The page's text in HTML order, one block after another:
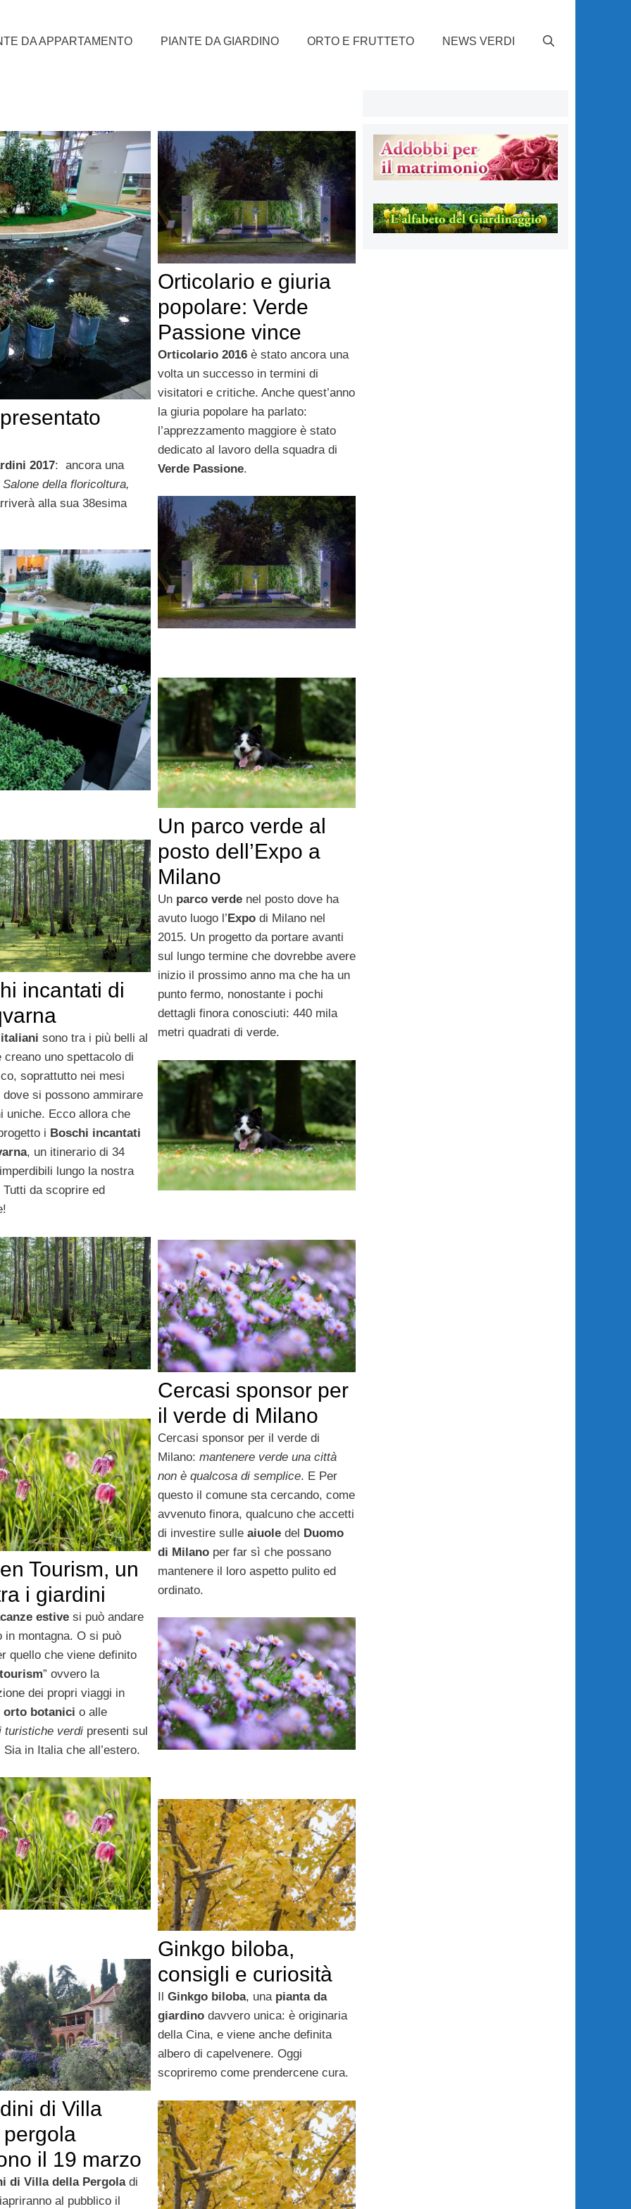
DA APPARTAMENTO PIANTE DA GIARDINO ORTO E FRUTTETO NEWS VERDI
2017: ancora una
Salone della floricoltura,
alla sua 38esima
Orticolario e giuria
popolare: Verde
Passione vince
Orticolario 2016è stato ancora una
volta un successo in termini di
visitatori e critiche. Anche quest’anno
la giuria popolare ha parlato:
l’apprezzamento maggiore è stato
dedicato al lavoro della squadra di
Verde Passione.
Un parco verde al
posto dell’Expo a
Milano
Un parco verdenel posto dove ha
avuto luogo l’ Expodi Milano nel
2015. Un progetto da portare avanti
sul lungo termine che dovrebbe avere
inizio il prossimo anno ma che ha un
punto fermo, nonostante i pochi
dettagli finora conosciuti: 440 mila
metri quadrati di verde.
incantati di
sono tra i più belli al
creano uno spettacolo di
soprattutto nei mesi
dove si possono ammirare
uniche. Ecco allora che
i Boschi incantati
, un itinerario di 34
lungo la nostra
da scoprire ed
Cercasi sponsor per
il verde di Milano
Cercasi sponsor per il verde di
Milano: mantenere verde una città
non è qualcosa di semplice. E Per
questo il comune sta cercando, come
avvenuto finora, qualcuno che accetti
di investire sulle aiuoledel Duomo
di Milanoper far sì che possano
mantenere il loro aspetto pulito ed
ordinato.
Tourism, un
i giardini
estivesi può andare
in montagna. O si può
quello che viene definito
” ovvero la
dei propri viaggi in
orto botanici o alle
turistiche verdipresenti sul
in Italia che all’estero.
Ginkgo biloba,
consigli e curiosità
Ginkgo biloba, una pianta da
giardinodavvero unica: è originaria
della Cina, e viene anche definita
albero di capelvenere. Oggi
scopriremo come prendercene cura.
di Villa
il 19 marzo
di Villa della Pergoladi
al pubblico il